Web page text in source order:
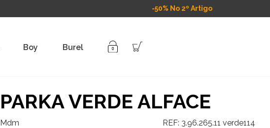
-50% No 2º Artigo
Boy Burel
PARKA VERDE ALFACE
Mdm REF: 3.96.265.11 verde114